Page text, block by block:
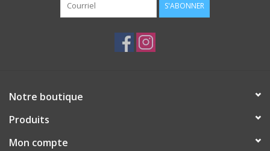
S'ABONNER
Notre boutique
Produits
Mon compte